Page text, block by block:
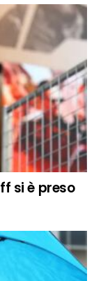
si è preso